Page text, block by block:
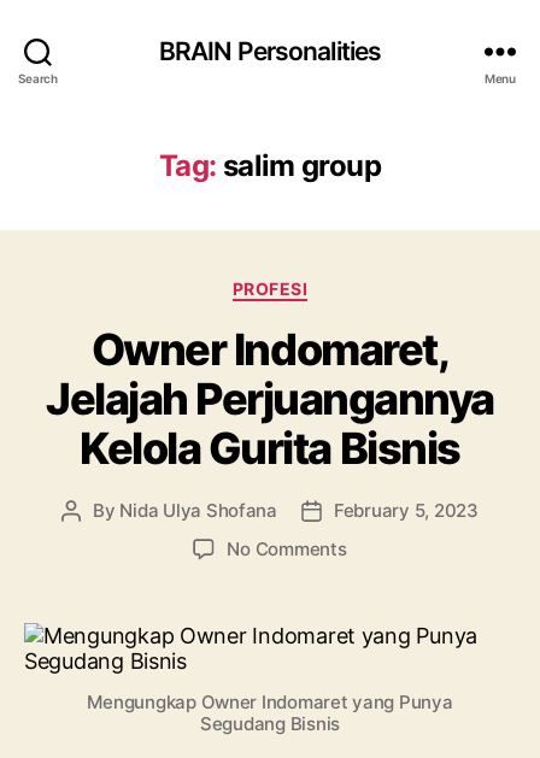
Search
BRAIN Personalities
Menu
Tag: salim group
Categories
PROFESI
Owner Indomaret,
Jelajah Perjuangannya
Kelola Gurita Bisnis
Post
By Nida Ulya Shofana
PostFebruary 5, 2023
No Commentson
Jelajah
Perjuangannya
Gurita
Mengungkap Owner Indomaret yang Punya
Segudang Bisnis